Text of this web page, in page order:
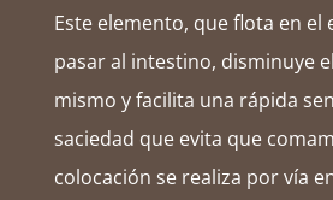
Este elemento, que flota en el
pasar al intestino, disminuye
mismo y facilita una rápida
saciedad que evita que
colocación se realiza por vía